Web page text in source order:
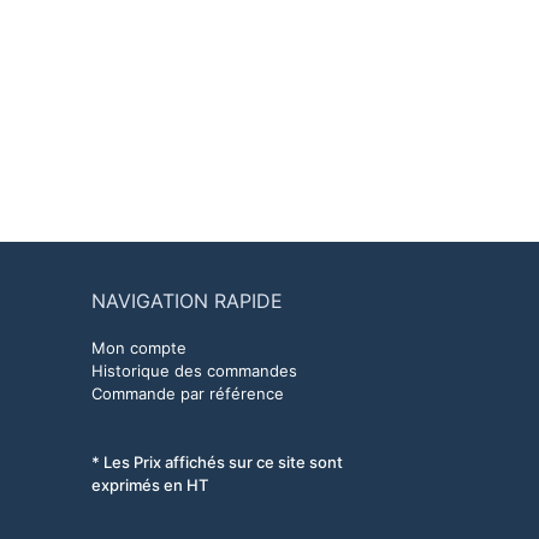
NAVIGATION RAPIDE
Mon compte
Historique des commandes
Commande par référence
* Les Prix affichés sur ce site sont
exprimés en HT